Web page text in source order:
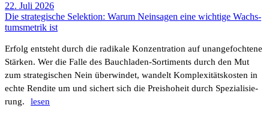
22. Juli 2026
Die stra­te­gi­sche Selek­tion: Warum Nein­sagen eine wich­tige Wachs­
tums­me­trik ist
Erfolg entsteht durch die radi­kale Konzen­tra­tion auf unan­ge­foch­tene
Stärken. Wer die Falle des Bauch­laden-Sorti­ments durch den Mut
zum stra­te­gi­schen Nein über­windet, wandelt Komple­xi­täts­kosten in
echte Rendite um und sichert sich die Preis­ho­heit durch Spezia­li­sie­
rung.
lesen